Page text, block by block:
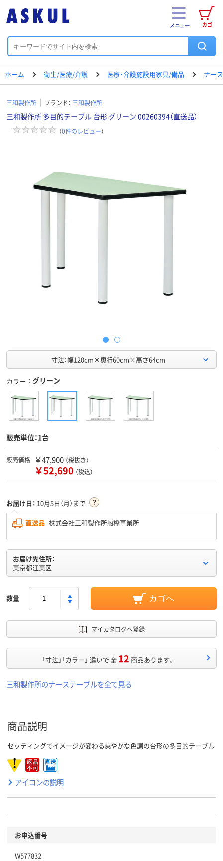
カゴ
メニュー
ホーム 衛生/医療/介護 医療・介護施設用家具/備品 ナー
三和製作所 ブランド： 三和製作所
三和製作所 多目的テーブル 台形 グリーン 00260394（直送品）
（0件のレビュー）
寸法：幅120cm×奥行60cm×高さ64cm
カラー グリーン
販売単位：1台
販売価格 ￥47,900 （税抜き）
￥52,690 （税込）
お届け日： 10月5日（月）まで
直送品 株式会社三和製作所船橋事業所
お届け先住所：
東京都江東区
数量 カゴへ
マイカタログへ登録
「寸法」「カラー」 違いで 全 12 商品あります。
三和製作所のナーステーブルを全て見る
商品説明
セッティングでイメージが変わる爽やかな色調の台形の多目的テーブル
アイコンの説明
お申込番号
W577832